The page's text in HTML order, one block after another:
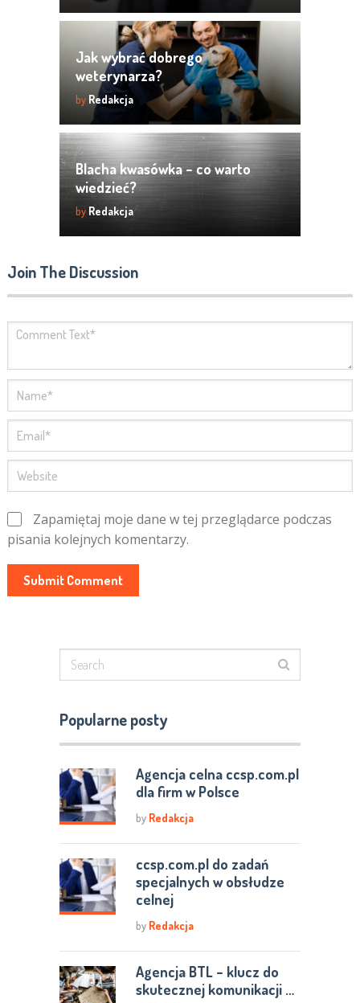
Jak wybrać dobrego
weterynarza?
by Redakcja
Blacha kwasówka – co warto
wiedzieć?
by Redakcja
Join The Discussion
Zapamiętaj moje dane w tej przeglądarce podczas
pisania kolejnych komentarzy.
Popularne posty
Agencja celna ccsp.com.pl
dla firm w Polsce
by Redakcja
ccsp.com.pl do zadań
specjalnych w obsłudze
celnej
by Redakcja
Agencja BTL – klucz do
skutecznej komunikacji …